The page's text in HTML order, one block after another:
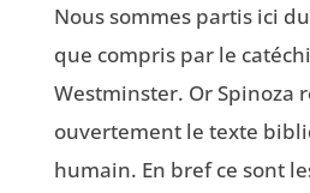
Nous sommes partis ici
que compris par le
Westminster. Or Spinoza
ouvertement le texte
humain. En bref ce sont